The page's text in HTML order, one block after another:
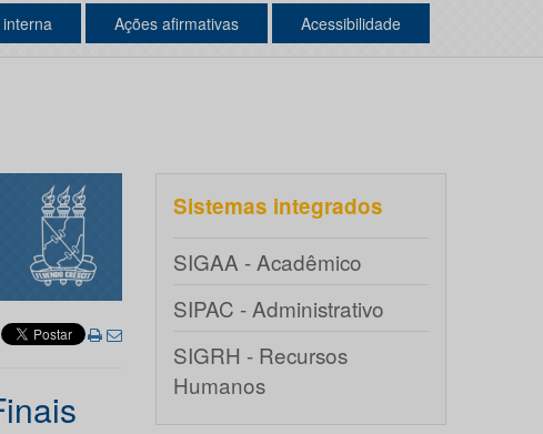
Ações afirmativas Acessibilidade
Sistemas integrados
SIGAA - Acadêmico
SIPAC - Administrativo
SIGRH - Recursos
Humanos